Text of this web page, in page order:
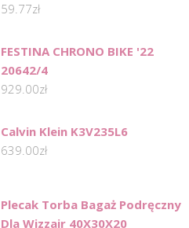
59.77zł
FESTINA CHRONO BIKE '22
20642/4
929.00zł
Calvin Klein K3V235L6
639.00zł
Plecak Torba Bagaż Podręczny
Dla Wizzair 40X30X20